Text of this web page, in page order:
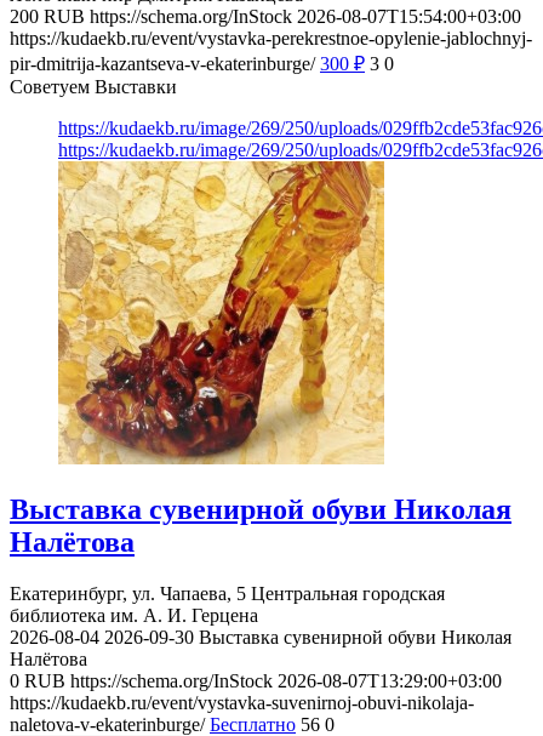
200 RUB https://schema.org/InStock 2026-08-07T15:54:00+03:00
https://kudaekb.ru/event/vystavka-perekrestnoe-opylenie-jablochnyj-
pir-dmitrija-kazantseva-v-ekaterinburge/ 300 ₽ 3 0
Советуем Выставки
https://kudaekb.ru/image/269/250/uploads/
https://kudaekb.ru/image/269/250/uploads/
Выставка сувенирной обуви Николая
Налётова
Екатеринбург, ул. Чапаева, 5 Центральная городская
библиотека им. А. И. Герцена
2026-08-04 2026-09-30 Выставка сувенирной обуви Николая
Налётова
0 RUB https://schema.org/InStock 2026-08-07T13:29:00+03:00
https://kudaekb.ru/event/vystavka-suvenirnoj-obuvi-nikolaja-
naletova-v-ekaterinburge/ Бесплатно 56 0